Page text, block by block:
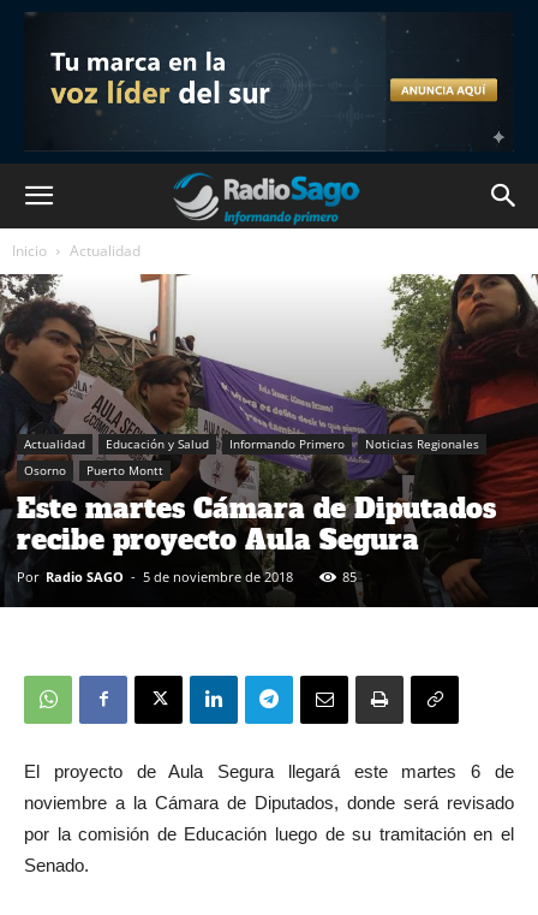
Inicio Actualidad
Actualidad Educación y Salud Informando Primero
Noticias Regionales
Osorno
Puerto Montt
Este martes Cámara de Diputados
recibe proyecto Aula Segura
Por Radio SAGO - 5 de noviembre de 2018 85
El proyecto de Aula Segura llegará este martes 6 de
noviembre a la Cámara de Diputados, donde será revisado
por la comisión de Educación luego de su tramitación en el
Senado.